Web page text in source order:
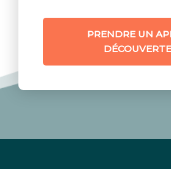
PRENDRE UN
DÉCOUVERTE